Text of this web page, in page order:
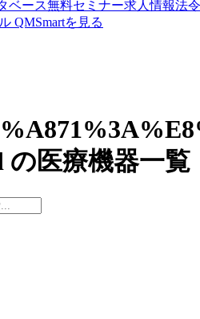
ベース無料セミナー求人情報法
QMSmartを見る
の医療機器一覧